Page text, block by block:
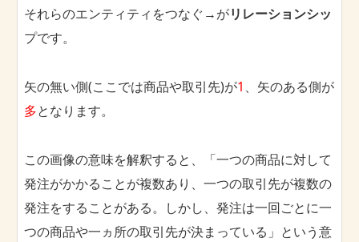
それらのエンティティをつなぐ→がリレーションシッ
プです。
矢の無い側(ここでは商品や取引先)が1 、矢のある側が
多となります。
この画像の意味を解釈すると、「一つの商品に対して
発注がかかることが複数あり、一つの取引先が複数の
発注をすることがある。しかし、発注は一回ごとに一
つの商品や一ヵ所の取引先が決まっている」という意